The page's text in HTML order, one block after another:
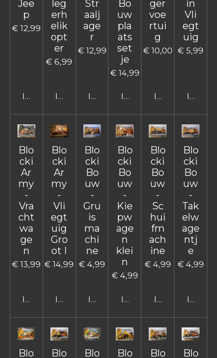
Jee
p
€ 12,99
In winkelwagen
leg
erh
elik
opt
er
€ 6,99
In winkelwagen
Str
aalj
age
r
€ 12,99
In winkelwagen
Bo
uw
pla
ats
set
je
€ 14,99
In winkelwagen
ger
voe
rtui
g
€ 10,00
In
in
Vli
egt
uig
€ 5,99
In
Blo
cki
Ar
my
-
Vra
cht
wa
ge
n
€ 13,99
In winkelwagen
Blo
cki
Ar
my
-
Vli
egt
uig
Gro
ot I
€ 14,99
In winkelwagen
Blo
cki
Bo
uw
-
Gru
is
ma
chi
ne
€ 4,99
In winkelwagen
Blo
cki
Bo
uw
-
Kie
pw
age
n
klei
n
€ 4,99
In winkelwagen
Blo
cki
Bo
uw
-
Sc
hui
fm
ach
ine
€ 4,99
In
Blo
cki
Bo
uw
-
Tak
elw
age
ntj
e
€ 4,99
In
Blo
Blo
Blo
Blo
Blo
Blo